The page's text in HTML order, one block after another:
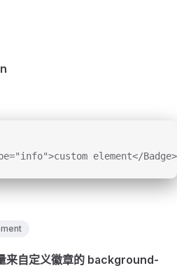
element</Badge>
来自定义徽章的 background-